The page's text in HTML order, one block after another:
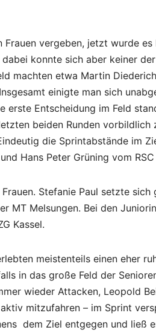
vergeben, jetzt wurde
konnte sich aber keiner
machten etwa Martin
einigte man sich
erste Entscheidung im Feld
beiden Runden
die Sprintabstände im
Hans Peter Grüning vom
Stefanie Paul setzte
MT Melsungen. Bei den
Kassel.
meistenteils einen eher
in das große Feld der
wieder Attacken, Leopold
mitzufahren – im Sprint
dem Ziel entgegen und ließ